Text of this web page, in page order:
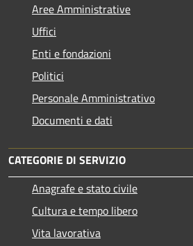
Aree Amministrative
Uffici
Enti e fondazioni
Politici
Personale Amministrativo
Documenti e dati
CATEGORIE DI SERVIZIO
Anagrafe e stato civile
Cultura e tempo libero
Vita lavorativa